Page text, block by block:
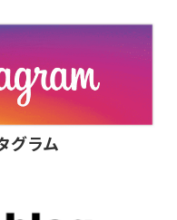
グラム